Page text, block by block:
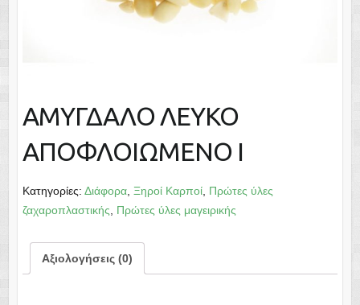
ΑΜΥΓΔΑΛΟ ΛΕΥΚΟ
ΑΠΟΦΛΟΙΩΜΕΝΟ Ι
Κατηγορίες: Διάφορα, Ξηροί Καρποί, Πρώτες ύλες
ζαχαροπλαστικής
Πρώτες ύλες μαγειρικής
Αξιολογήσεις (0)